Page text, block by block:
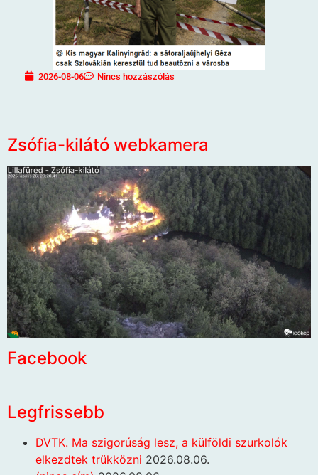
2026-08-06 Nincs hozzászólás
Zsófia-kilátó webkamera
Facebook
Legfrissebb
DVTK. Ma szigorúság lesz, a külföldi szurkolók
elkezdtek trükközni 2026.08.06.